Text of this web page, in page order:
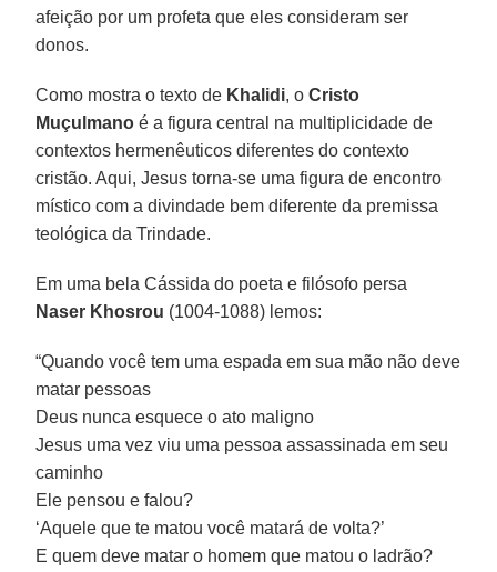
afeição por um profeta que eles consideram ser
donos.
Como mostra o texto de Khalidi, oCristo
Muçulmano é a figura central na multiplicidade de
contextos hermenêuticos diferentes do contexto
cristão. Aqui, Jesus torna-se uma figura de encontro
místico com a divindade bem diferente da premissa
teológica da Trindade.
Em uma bela Cássida do poeta e filósofo persa
Naser Khosrou (1004-1088) lemos:
“Quando você tem uma espada em sua mão não deve
matar pessoas
Deus nunca esquece o ato maligno
Jesus uma vez viu uma pessoa assassinada em seu
caminho
Ele pensou e falou?
‘Aquele que te matou você matará de volta?’
E quem deve matar o homem que matou o ladrão?